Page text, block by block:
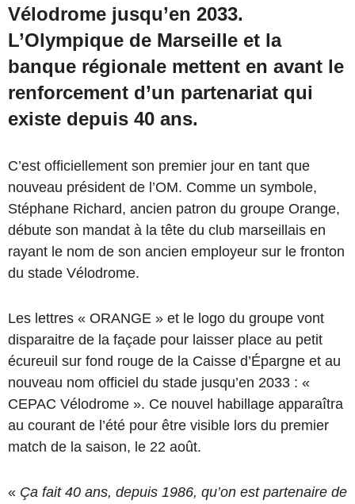
Vélodrome jusqu’en 2033.
L’Olympique de Marseille et la
banque régionale mettent en avant le
renforcement d’un partenariat qui
existe depuis 40 ans.
C’est officiellement son premier jour en tant que
nouveau président de l’OM. Comme un symbole,
Stéphane Richard, ancien patron du groupe Orange,
débute son mandat à la tête du club marseillais en
rayant le nom de son ancien employeur sur le fronton
du stade Vélodrome.
Les lettres « ORANGE » et le logo du groupe vont
disparaitre de la façade pour laisser place au petit
écureuil sur fond rouge de la Caisse d’Épargne et au
nouveau nom officiel du stade jusqu’en 2033 : «
CEPAC Vélodrome ». Ce nouvel habillage apparaîtra
au courant de l’été pour être visible lors du premier
match de la saison, le 22 août.
« Ça fait 40 ans, depuis 1986, qu’on est partenaire de